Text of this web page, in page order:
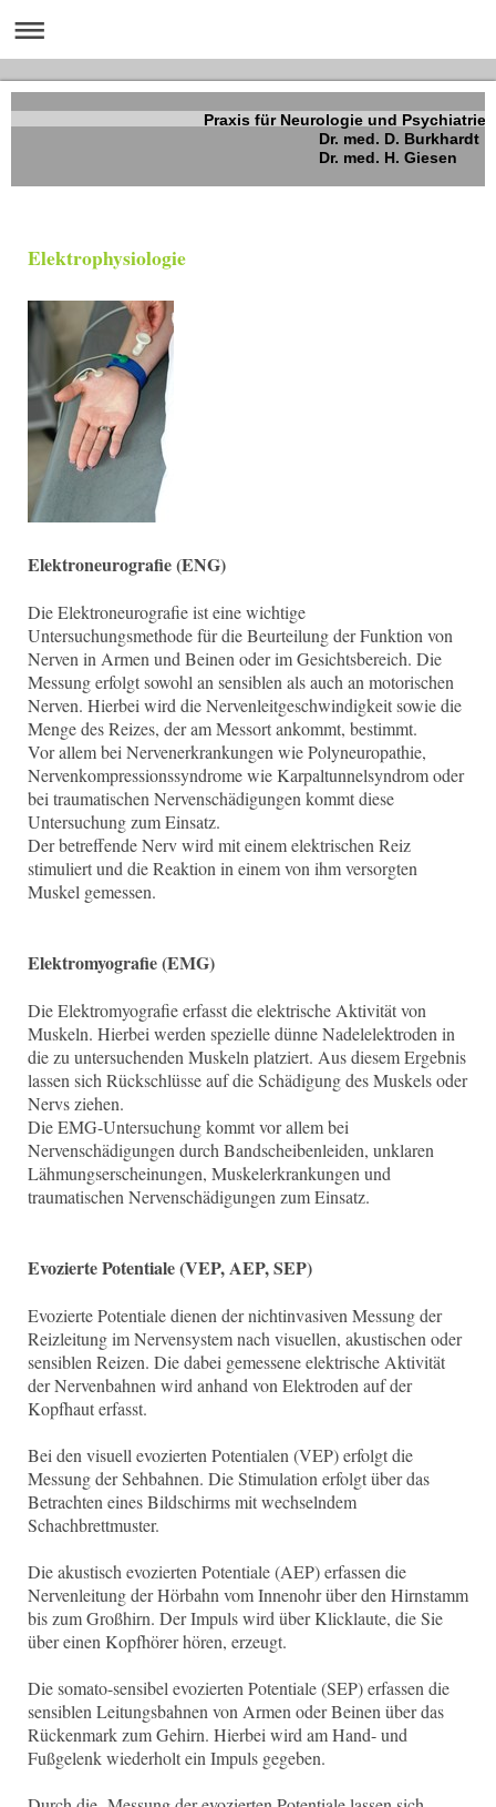
Praxis für Neurologie und Psychiatrie
Dr. med. D. Burkhardt
Dr. med. H. Giesen
Elektrophysiologie
Elektroneurografie (ENG)
Die Elektroneurografie ist eine wichtige
Untersuchungsmethode für die Beurteilung der Funktion von
Nerven in Armen und Beinen oder im Gesichtsbereich. Die
Messung erfolgt sowohl an sensiblen als auch an motorischen
Nerven. Hierbei wird die Nervenleitgeschwindigkeit sowie die
Menge des Reizes, der am Messort ankommt, bestimmt.
Vor allem bei Nervenerkrankungen wie Polyneuropathie,
Nervenkompressionssyndrome wie Karpaltunnelsyndrom oder
bei traumatischen Nervenschädigungen kommt diese
Untersuchung zum Einsatz.
Der betreffende Nerv wird mit einem elektrischen Reiz
stimuliert und die Reaktion in einem von ihm versorgten
Muskel gemessen.
Elektromyografie (EMG)
Die Elektromyografie erfasst die elektrische Aktivität von
Muskeln. Hierbei werden spezielle dünne Nadelelektroden in
die zu untersuchenden Muskeln platziert. Aus diesem Ergebnis
lassen sich Rückschlüsse auf die Schädigung des Muskels oder
Nervs ziehen.
Die EMG-Untersuchung kommt vor allem bei
Nervenschädigungen durch Bandscheibenleiden, unklaren
Lähmungserscheinungen, Muskelerkrankungen und
traumatischen Nervenschädigungen zum Einsatz.
Evozierte Potentiale (VEP, AEP, SEP)
Evozierte Potentiale dienen der nichtinvasiven Messung der
Reizleitung im Nervensystem nach visuellen, akustischen oder
sensiblen Reizen. Die dabei gemessene elektrische Aktivität
der Nervenbahnen wird anhand von Elektroden auf der
Kopfhaut erfasst.
Bei den visuell evozierten Potentialen (VEP) erfolgt die
Messung der Sehbahnen. Die Stimulation erfolgt über das
Betrachten eines Bildschirms mit wechselndem
Schachbrettmuster.
Die akustisch evozierten Potentiale (AEP) erfassen die
Nervenleitung der Hörbahn vom Innenohr über den Hirnstamm
bis zum Großhirn. Der Impuls wird über Klicklaute, die Sie
über einen Kopfhörer hören, erzeugt.
Die somato-sensibel evozierten Potentiale (SEP) erfassen die
sensiblen Leitungsbahnen von Armen oder Beinen über das
Rückenmark zum Gehirn. Hierbei wird am Hand- und
Fußgelenk wiederholt ein Impuls gegeben.